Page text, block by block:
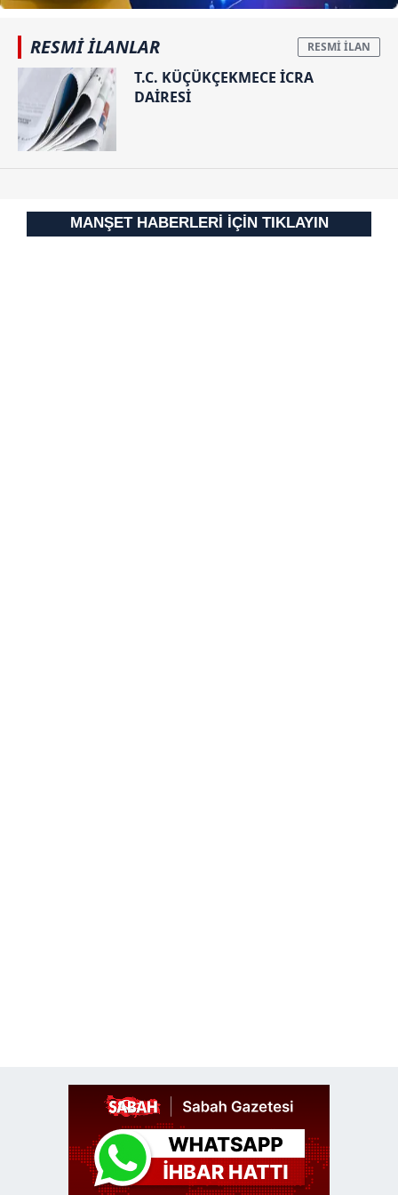
Sizlere daha iyi bir hizmet sunabilmek için İnternet
Sitemizde kendimize ve üçüncü kişilere ait çerezler
kullanılmaktadır. Bu çerezler vasıtasıyla çeşitli kişisel
verileriniz işlenmekte olup gerekli olan çerezler bilgi
toplumu hizmetlerinin sunulması amacıyla
kullanılmaktadır. Diğer çerezler, sitemizin daha işlevsel
RESMİ İLANLAR
T.C. KÜÇÜKÇEKMECE İCRA
DAİRESİ
MANŞET HABERLERİ İÇİN TIKLAYIN